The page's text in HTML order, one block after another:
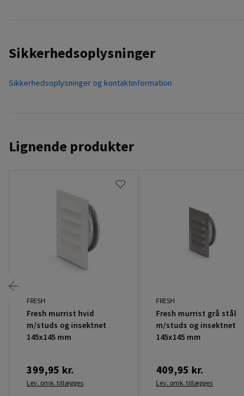
Sikkerhedsoplysninger
Sikkerhedsoplysninger og kontaktinformation
Lignende produkter
FRESH
Fresh murrist hvid
m/studs og insektnet
145x145 mm
399,95 kr.
Lev. omk. tillægges
FRESH
Fresh murrist grå stål
m/studs og insektnet
145x145 mm
409,95 kr.
Lev. omk. tillægges